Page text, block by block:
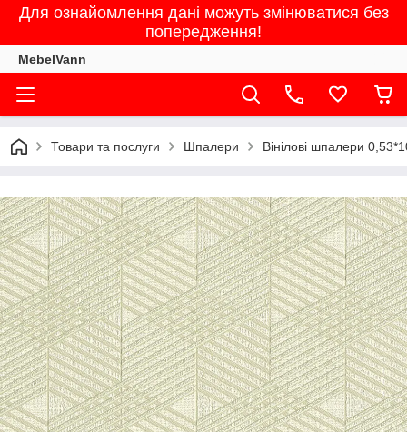
Для ознайомлення дані можуть змінюватися без
попередження!
MebelVann
Товари та послуги Шпалери Вінілові шпалери